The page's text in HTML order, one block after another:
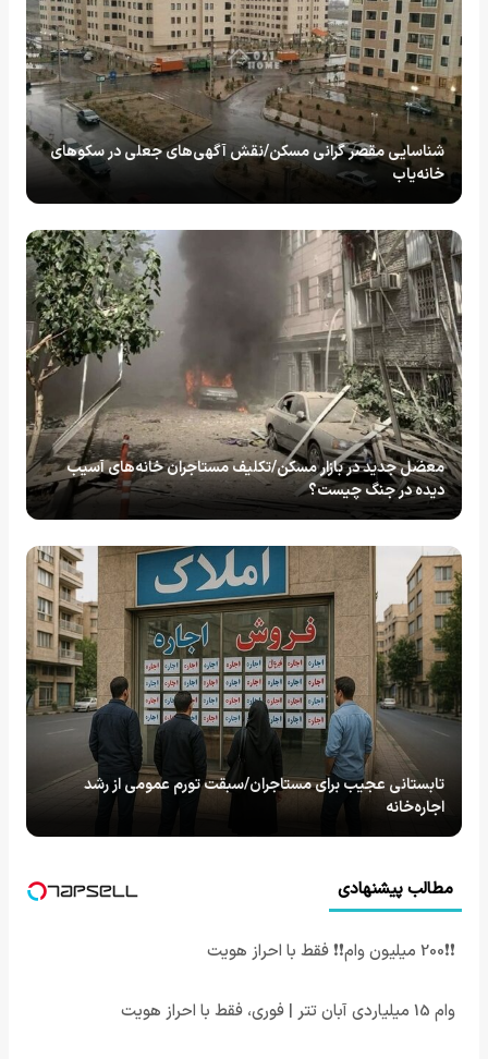
شناسایی مقصر گرانی مسکن/نقش آگهی‌های جعلی در سکوهای
خانه‌یاب
معضل جدید در بازار مسکن/تکلیف مستاجران خانه‌های آسیب
دیده در جنگ چیست؟
تابستانی عجیب برای مستاجران/سبقت تورم عمومی از رشد
اجاره‌خانه
مطالب پیشنهادی
❗❗200 میلیون وام❗❗ فقط با احراز هویت
وام 15 میلیاردی آبان تتر | فوری، فقط با احراز هویت